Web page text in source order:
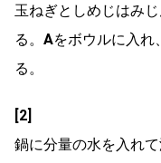
玉ねぎとしめじはみ
る。 Aをボウルに入れ
る。
[2]
鍋に分量の水を入れ